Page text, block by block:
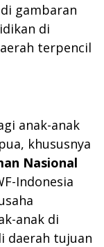
gambaran
di
terpencil
anak-anak
khususnya
Nasional
Indonesia
anak di
daerah tujuan